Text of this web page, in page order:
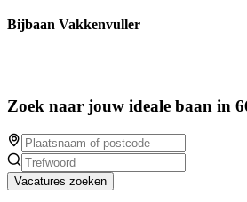
Bijbaan Vakkenvuller
Zoek naar jouw ideale baan in
Vacatures zoeken